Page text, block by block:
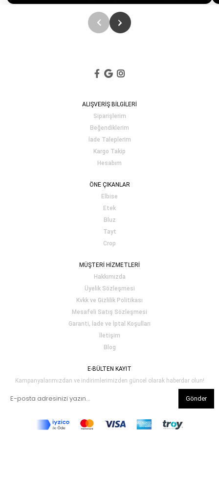
ALIŞVERİŞ BİLGİLERİ
Siparişlerim
Beğendiklerim
İade Taleplerim
Kargo Takip
Hesabım
ÖNE ÇIKANLAR
Elbise
Etek
Bluz
Tayt
Crop
MÜŞTERİ HİZMETLERİ
Hakkımızda
Üyelik Sözleşmesi
Kvkk ve Gizlilik Politikası
Mesafeli Satış Sözleşmesi
Garanti, İade ve İptal Koşulları
İletişim
Blog
E-BÜLTEN KAYIT
Kampanyalarımızdan ve indirimlerimizden güncel olarak haberdar olun!
Gönder